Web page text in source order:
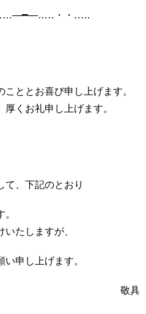
・・‥…
ととお喜び申し上げます。
くお礼申し上げます。
て、下記のとおり
たしますが、
申し上げます。
敬具